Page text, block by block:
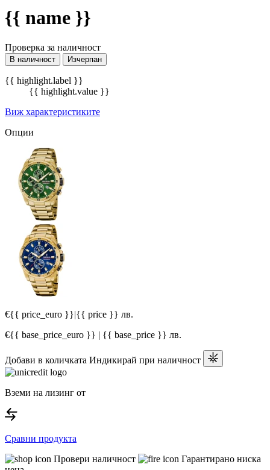
{{ name }}
Проверка за наличност
В наличност Изчерпан
{{ highlight.label }}
{{ highlight.value }}
Виж характеристиките
Опции
€{{ price_euro }}|{{ price }} лв.
€{{ base_price_euro }} | {{ base_price }} лв.
Добави в количката Индикирай при наличност
Вземи на лизинг от
Сравни продукта
Провери наличност
Гарантирано ниска